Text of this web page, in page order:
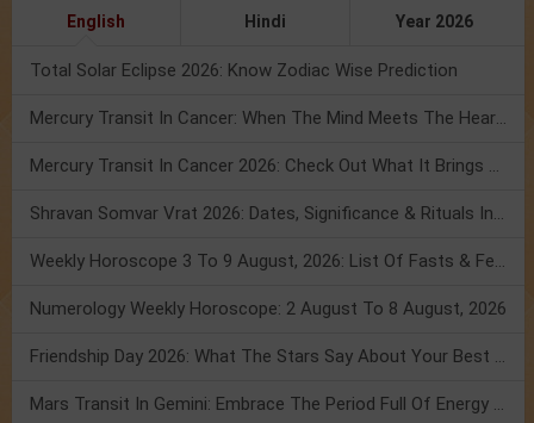
English Hindi Year 2026
Total Solar Eclipse 2026: Know Zodiac Wise Prediction
Mercury Transit In Cancer: When The Mind Meets The Heart!
Mercury Transit In Cancer 2026: Check Out What It Brings For You
Shravan Somvar Vrat 2026: Dates, Significance & Rituals In August
Weekly Horoscope 3 To 9 August, 2026: List Of Fasts & Festivals
Numerology Weekly Horoscope: 2 August To 8 August, 2026
Friendship Day 2026: What The Stars Say About Your Best Friend!
Mars Transit In Gemini: Embrace The Period Full Of Energy & Intelligence